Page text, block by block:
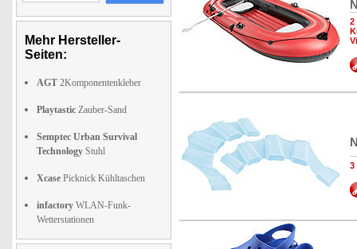
Mehr Hersteller-
Seiten:
AGT 2Komponentenkleber
Playtastic Zauber-Sand
Semptec Urban Survival
Technology Stuhl
Xcase Picknick Kühltaschen
infactory WLAN-Funk-
Wetterstationen
2
3